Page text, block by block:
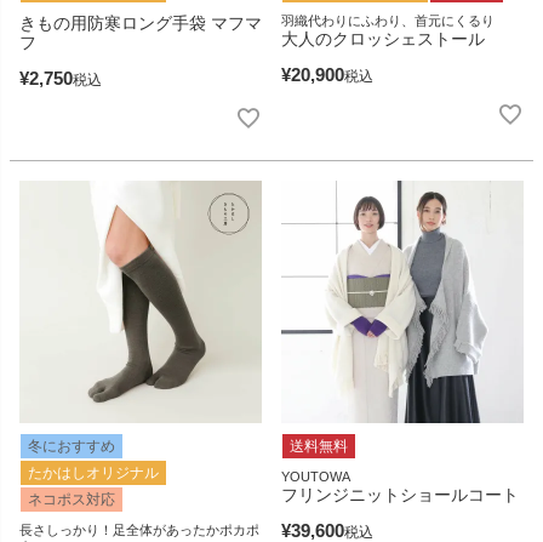
きもの用防寒ロング手袋 マフマ
フ
¥2,750税込
羽織代わりにふわり、首元にくるり
大人のクロッシェストール
¥20,900税込
冬におすすめ
たかはしオリジナル
ネコポス対応
長さしっかり！足全体があったかポカポ
送料無料
YOUTOWA
フリンジニットショールコート
¥39,600税込